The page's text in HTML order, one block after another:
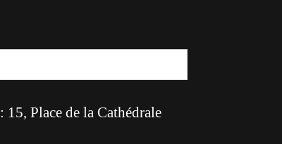
: 15, Place de la Cathédrale